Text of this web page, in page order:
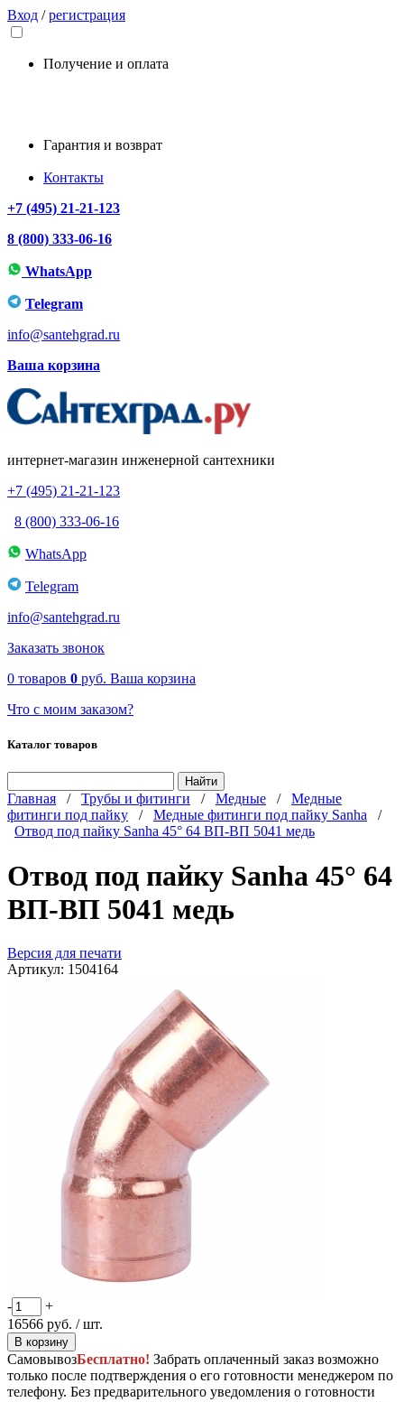
Вход /регистрация
Получение и оплата
Гарантия и возврат
Контакты
+7 (495) 21-21-123
8 (800) 333-06-16
WhatsApp
Telegram
info@santehgrad.ru
Ваша корзина
интернет-магазин инженерной сантехники
+7 (495) 21-21-123
8 (800) 333-06-16
WhatsApp
Telegram
info@santehgrad.ru
Заказать звонок
0 товаров 0 руб. Ваша корзина
Что с моим заказом?
Каталог товаров
Главная / Трубы и фитинги / Медные / Медные
фитинги под пайку / Медные фитинги под пайку Sanha /
Отвод под пайку Sanha 45° 64 ВП-ВП 5041 медь
Отвод под пайку Sanha 45° 64
ВП-ВП 5041 медь
Версия для печати
Артикул: 1504164
-
+
16566 руб. / шт.
В корзину
СамовывозБесплатно! Забрать оплаченный заказ возможно
только после подтверждения о его готовности менеджером по
телефону. Без предварительного уведомления о готовности